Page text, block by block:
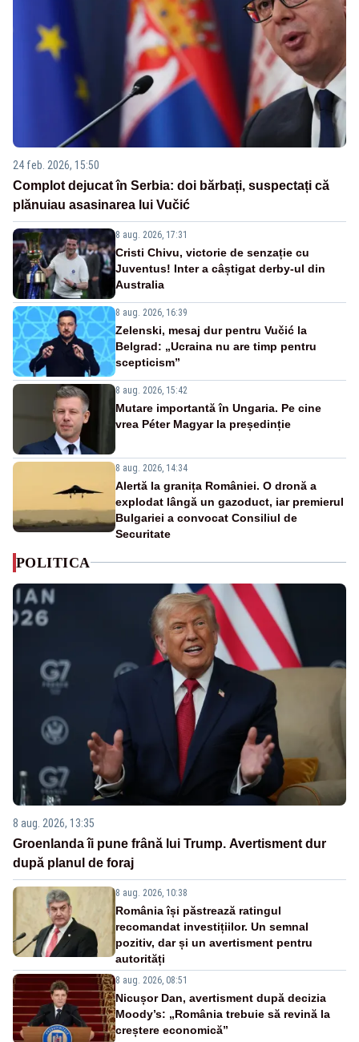
24 feb. 2026, 15:50
Complot dejucat în Serbia: doi bărbați, suspectați că
plănuiau asasinarea lui Vučić
8 aug. 2026, 17:31
Cristi Chivu, victorie de senzație cu
Juventus! Inter a câștigat derby-ul din
Australia
8 aug. 2026, 16:39
Zelenski, mesaj dur pentru Vučić la
Belgrad: „Ucraina nu are timp pentru
scepticism”
8 aug. 2026, 15:42
Mutare importantă în Ungaria. Pe cine
vrea Péter Magyar la președinție
8 aug. 2026, 14:34
Alertă la granița României. O dronă a
explodat lângă un gazoduct, iar premierul
Bulgariei a convocat Consiliul de
Securitate
POLITICA
8 aug. 2026, 13:35
Groenlanda îi pune frână lui Trump. Avertisment dur
după planul de foraj
8 aug. 2026, 10:38
România își păstrează ratingul
recomandat investițiilor. Un semnal
pozitiv, dar și un avertisment pentru
autorități
8 aug. 2026, 08:51
Nicușor Dan, avertisment după decizia
Moody’s: „România trebuie să revină la
creștere economică”